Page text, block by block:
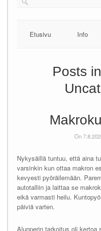
Etusivu Info
Posts
On
Nykysäillä tuntuu, että aina
varsinkin kun ottaa makron
kevyesti pyöräilemään.
autotalliin ja laittaa se
eikä varmasti heilu.
päiviä varten.
Alunperin tarkoitus oli